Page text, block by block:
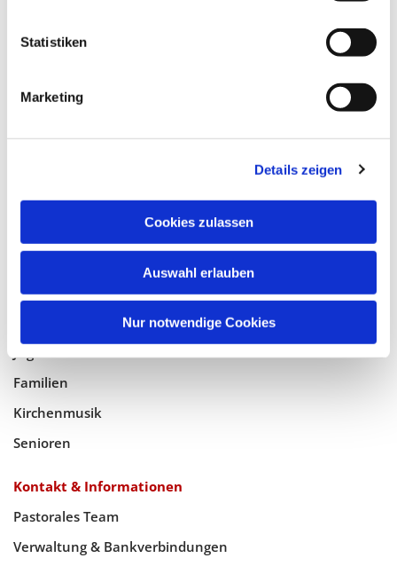
Statistiken
Marketing
Details zeigen
Cookies zulassen
Auswahl erlauben
Nur notwendige Cookies
Katholische Kirchengemeinde
Tempelhof-Buckow
Geistlicher Raum
Taufe, Kommunion & Trauung
Familien
Kirchenmusik
Senioren
Kontakt & Informationen
Pastorales Team
Verwaltung & Bankverbindungen